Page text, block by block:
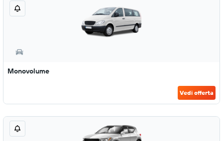
Monovolume
Vedi offerta